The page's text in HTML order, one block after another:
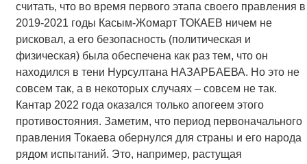
считать, что во время первого этапа своего правления в
2019-2021 годы Касым-Жомарт ТОКАЕВ ничем не
рисковал, а его безопасность (политическая и
физическая) была обеспечена как раз тем, что он
находился в тени Нурсултана НАЗАРБАЕВА. Но это не
совсем так, а в некоторых случаях – совсем не так.
Кантар 2022 года оказался только апогеем этого
противостояния. Заметим, что период первоначального
правления Токаева обернулся для страны и его народа
рядом испытаний. Это, например, растущая